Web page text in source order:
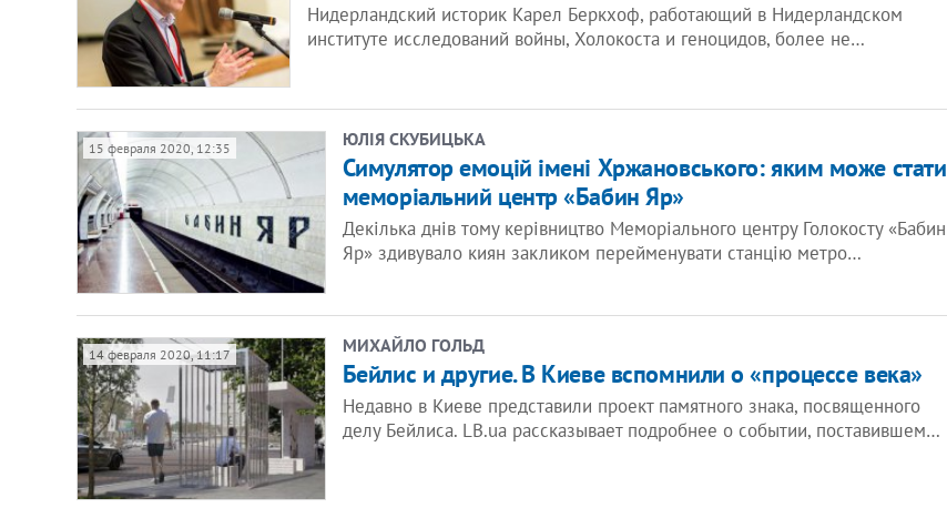
Нидерландский историк Карел Беркхоф, работающий в Нидерландском
институте исследований войны, Холокоста и геноцидов, более не…
15 февраля 2020, 12:35 ЮЛІЯ СКУБИЦЬКА
Симулятор емоцій імені Хржановського: яким може стати
меморіальний центр «Бабин Яр»
Декілька днів тому керівництво Меморіального центру Голокосту «Бабин
Яр» здивувало киян закликом перейменувати станцію метро…
14 февраля 2020, 11:17 МИХАЙЛО ГОЛЬД
Бейлис и другие. В Киеве вспомнили о «процессе века»
Недавно в Киеве представили проект памятного знака, посвященного
делу Бейлиса. LB.ua рассказывает подробнее о событии, поставившем…